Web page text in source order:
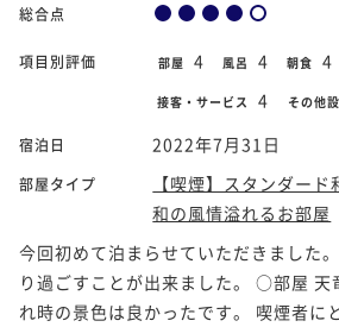
総合点
項目別評価 部屋 4 風呂 4 朝食 4
接客・サービス 4 その他
宿泊日 2022年7月31日
部屋タイプ
【喫煙】スタンダー
和の風情溢れるお部屋
今回初めて泊まらせていただきました
り過ごすことが出来ました。 ○部屋 天
れ時の景色は良かったです。 喫煙者に